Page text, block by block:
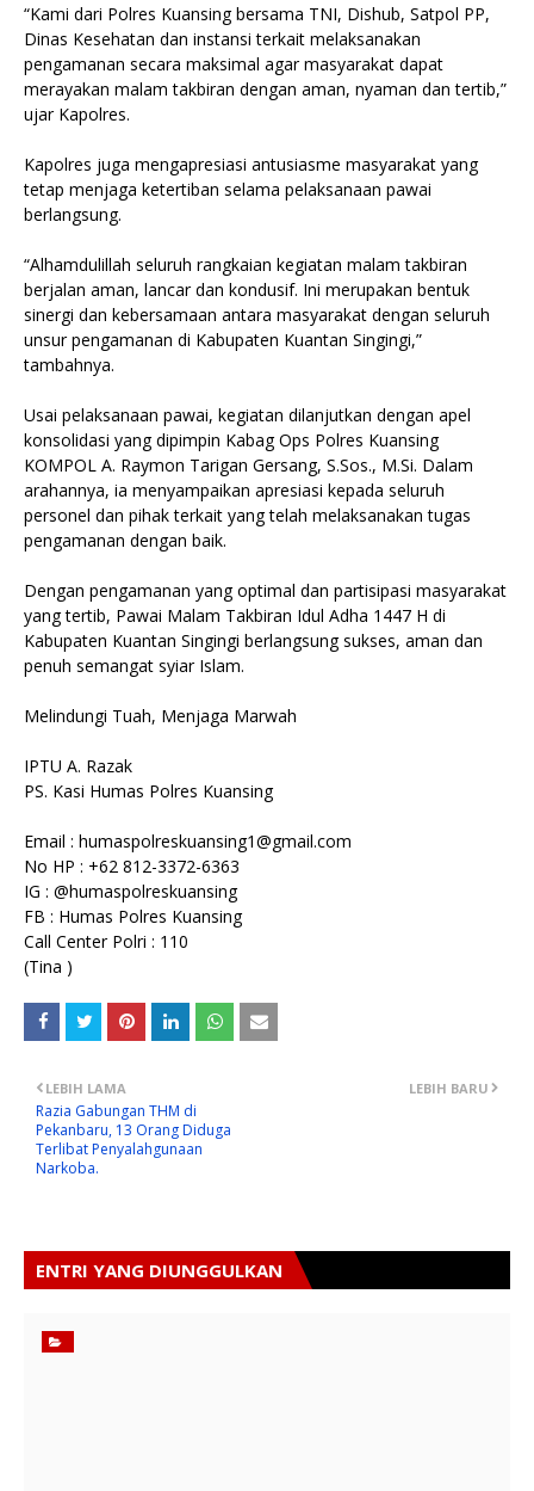
“Kami dari Polres Kuansing bersama TNI, Dishub, Satpol PP,
Dinas Kesehatan dan instansi terkait melaksanakan
pengamanan secara maksimal agar masyarakat dapat
merayakan malam takbiran dengan aman, nyaman dan tertib,”
ujar Kapolres.
Kapolres juga mengapresiasi antusiasme masyarakat yang
tetap menjaga ketertiban selama pelaksanaan pawai
berlangsung.
“Alhamdulillah seluruh rangkaian kegiatan malam takbiran
berjalan aman, lancar dan kondusif. Ini merupakan bentuk
sinergi dan kebersamaan antara masyarakat dengan seluruh
unsur pengamanan di Kabupaten Kuantan Singingi,”
tambahnya.
Usai pelaksanaan pawai, kegiatan dilanjutkan dengan apel
konsolidasi yang dipimpin Kabag Ops Polres Kuansing
KOMPOL A. Raymon Tarigan Gersang, S.Sos., M.Si. Dalam
arahannya, ia menyampaikan apresiasi kepada seluruh
personel dan pihak terkait yang telah melaksanakan tugas
pengamanan dengan baik.
Dengan pengamanan yang optimal dan partisipasi masyarakat
yang tertib, Pawai Malam Takbiran Idul Adha 1447 H di
Kabupaten Kuantan Singingi berlangsung sukses, aman dan
penuh semangat syiar Islam.
Melindungi Tuah, Menjaga Marwah
IPTU A. Razak
PS. Kasi Humas Polres Kuansing
Email : humaspolreskuansing1@gmail.com
No HP : +62 812-3372-6363
IG : @humaspolreskuansing
FB : Humas Polres Kuansing
Call Center Polri : 110
(Tina )
LEBIH BARU
LEBIH LAMA
Razia Gabungan THM di
Pekanbaru, 13 Orang Diduga
Terlibat Penyalahgunaan
Narkoba.
ENTRI YANG DIUNGGULKAN